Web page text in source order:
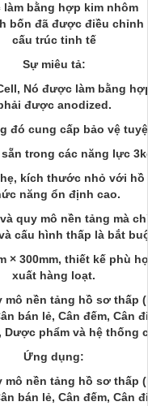
bằng hợp kim nhôm
bốn đã được điều chỉnh
cấu trúc tinh tế
Sự miêu tả:
Nó được làm bằng
được anodized.
đó cung cấp bảo vệ
trong các năng lực
kích thước nhỏ với
năng ổn định cao.
quy mô nền tảng mà
cấu hình thấp là bắt
× 300mm, thiết kế phù
xuất hàng loạt.
nền tảng hồ sơ thấp
bán lẻ, Cân đếm, Cân
Dược phẩm và hệ thống
Ứng dụng:
nền tảng hồ sơ thấp
bán lẻ, Cân đếm, Cân